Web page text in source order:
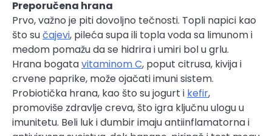
Preporučena hrana
Prvo, važno je piti dovoljno tečnosti. Topli napici kao
što sučajevi, pileća supa ili topla voda sa limunom i
medom pomažu da se hidrira i umiri bol u grlu.
Hrana bogatavitaminom C, poput citrusa, kivija i
crvene paprike, može ojačati imuni sistem.
Probiotička hrana, kao što su jogurt i kefir,
promoviše zdravlje creva, što igra ključnu ulogu u
imunitetu. Beli luk i đumbir imaju antiinflamatorna i